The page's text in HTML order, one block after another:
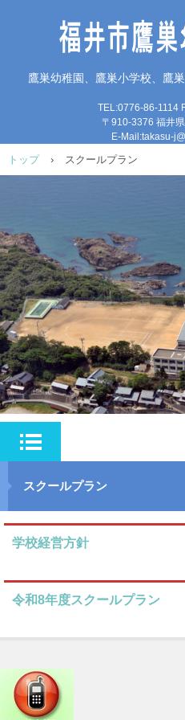
毎日元気！
こ
鷹巣幼稚園、鷹巣小学校、鷹
TEL:0776-86-1114
〒910-3376 福井
E-Mail:takasu-
トップ › スクールプラン
スクールプラン
学校経営方針
令和8年度スクールプラン